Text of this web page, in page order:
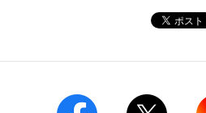
宅配ロッカー（店舗限定）